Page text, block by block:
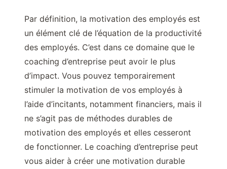
Par définition, la motivation des employés est
un élément clé de l’équation de la productivité
des employés. C’est dans ce domaine que le
coaching d’entreprise peut avoir le plus
d’impact. Vous pouvez temporairement
stimuler la motivation de vos employés à
l’aide d’incitants, notamment financiers, mais il
ne s’agit pas de méthodes durables de
motivation des employés et elles cesseront
de fonctionner. Le coaching d’entreprise peut
vous aider à créer une motivation durable